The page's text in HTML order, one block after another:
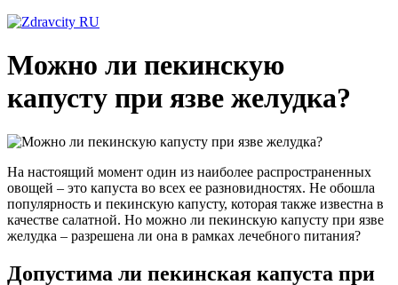
Можно ли пекинскую
капусту при язве желудка?
На настоящий момент один из наиболее распространенных
овощей – это капуста во всех ее разновидностях. Не обошла
популярность и пекинскую капусту, которая также известна в
качестве салатной. Но можно ли пекинскую капусту при язве
желудка – разрешена ли она в рамках лечебного питания?
Допустима ли пекинская капуста при